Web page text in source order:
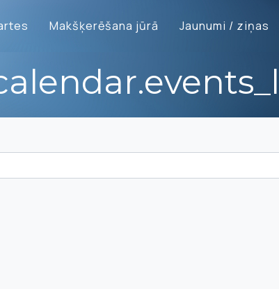
Makšķerēšana jūrā Jaunumi / ziņas